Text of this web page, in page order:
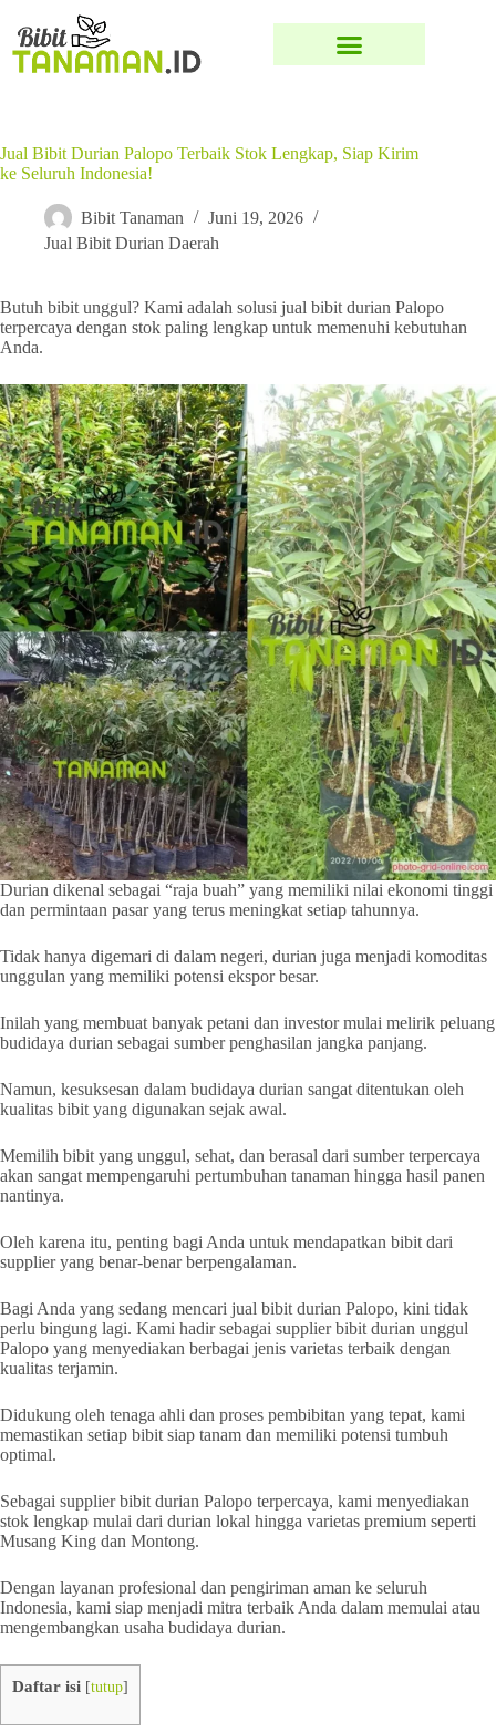
Jual Bibit Durian Palopo Terbaik Stok Lengkap, Siap Kirim
ke Seluruh Indonesia!
Bibit Tanaman
Juni 19, 2026
Jual Bibit Durian Daerah
Butuh bibit unggul? Kami adalah solusi jual bibit durian Palopo
terpercaya dengan stok paling lengkap untuk memenuhi kebutuhan
Anda.
Durian dikenal sebagai “raja buah” yang memiliki nilai ekonomi tinggi
dan permintaan pasar yang terus meningkat setiap tahunnya.
Tidak hanya digemari di dalam negeri, durian juga menjadi komoditas
unggulan yang memiliki potensi ekspor besar.
Inilah yang membuat banyak petani dan investor mulai melirik peluang
budidaya durian sebagai sumber penghasilan jangka panjang.
Namun, kesuksesan dalam budidaya durian sangat ditentukan oleh
kualitas bibit yang digunakan sejak awal.
Memilih bibit yang unggul, sehat, dan berasal dari sumber terpercaya
akan sangat mempengaruhi pertumbuhan tanaman hingga hasil panen
nantinya.
Oleh karena itu, penting bagi Anda untuk mendapatkan bibit dari
supplier yang benar-benar berpengalaman.
Bagi Anda yang sedang mencari jual bibit durian Palopo, kini tidak
perlu bingung lagi. Kami hadir sebagai supplier bibit durian unggul
Palopo yang menyediakan berbagai jenis varietas terbaik dengan
kualitas terjamin.
Didukung oleh tenaga ahli dan proses pembibitan yang tepat, kami
memastikan setiap bibit siap tanam dan memiliki potensi tumbuh
optimal.
Sebagai supplier bibit durian Palopo terpercaya, kami menyediakan
stok lengkap mulai dari durian lokal hingga varietas premium seperti
Musang King dan Montong.
Dengan layanan profesional dan pengiriman aman ke seluruh
Indonesia, kami siap menjadi mitra terbaik Anda dalam memulai atau
mengembangkan usaha budidaya durian.
Daftar isi [tutup]